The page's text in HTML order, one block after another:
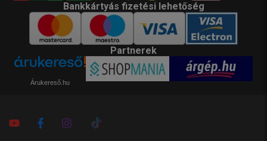
Bankkártyás fizetési lehetőség
Partnerek
Árukereső.hu